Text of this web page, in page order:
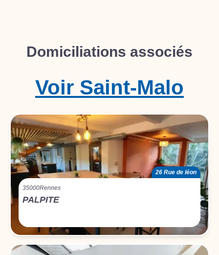
Domiciliations associés
Saint-Malo
Voir
26 Rue de léon
35000Rennes
PALPITE